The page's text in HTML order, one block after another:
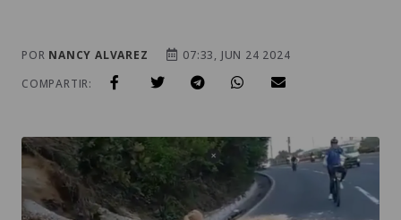
POR NANCY ALVAREZ
07:33, JUN 24 2024
COMPARTIR: